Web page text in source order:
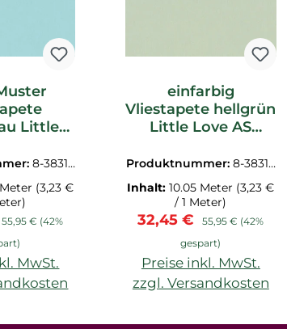
Little
8-38313
(3,23 €
Regulärer Preis:
55,95 € (42%
MwSt.
einfarbig
Vliestapete hellgrün
Little Love AS
Produktnummer:8-38315
Inhalt:10.05 Meter (3,23 €
/ 1 Meter)
Verkaufspreis:
32,45 € Regulärer Preis:
55,95 € (42%
gespart)
Preise inkl. MwSt.
zzgl. Versandkosten